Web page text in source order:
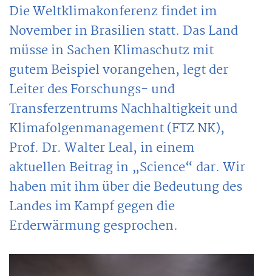
Die Weltklimakonferenz findet im
November in Brasilien statt. Das Land
müsse in Sachen Klimaschutz mit
gutem Beispiel vorangehen, legt der
Leiter des Forschungs- und
Transferzentrums Nachhaltigkeit und
Klimafolgenmanagement (FTZ NK),
Prof. Dr. Walter Leal, in einem
aktuellen Beitrag in „Science“ dar. Wir
haben mit ihm über die Bedeutung des
Landes im Kampf gegen die
Erderwärmung gesprochen.